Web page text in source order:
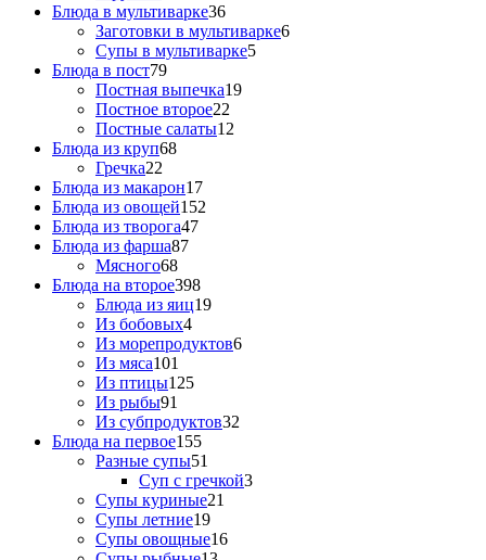
Блюда в мультиварке36
Заготовки в мультиварке6
Супы в мультиварке5
Блюда в пост79
Постная выпечка19
Постное второе22
Постные салаты12
Блюда из круп68
Гречка22
Блюда из макарон17
Блюда из овощей152
Блюда из творога47
Блюда из фарша87
Мясного68
Блюда на второе398
Блюда из яиц19
Из бобовых4
Из морепродуктов6
Из мяса101
Из птицы125
Из рыбы91
Из субпродуктов32
Блюда на первое155
Разные супы51
Суп с гречкой3
Супы куриные21
Супы летние19
Супы овощные16